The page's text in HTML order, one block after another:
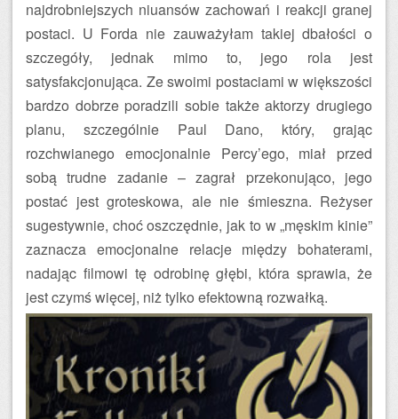
najdrobniejszych niuansów zachowań i reakcji granej
postaci. U Forda nie zauważyłam takiej dbałości o
szczegóły, jednak mimo to, jego rola jest
satysfakcjonująca. Ze swoimi postaciami w większości
bardzo dobrze poradzili sobie także aktorzy drugiego
planu, szczególnie Paul Dano, który, grając
rozchwianego emocjonalnie Percy’ego, miał przed
sobą trudne zadanie – zagrał przekonująco, jego
postać jest groteskowa, ale nie śmieszna. Reżyser
sugestywnie, choć oszczędnie, jak to w „męskim kinie”
zaznacza emocjonalne relacje między bohaterami,
nadając filmowi tę odrobinę głębi, która sprawia, że
jest czymś więcej, niż tylko efektowną rozwałką.